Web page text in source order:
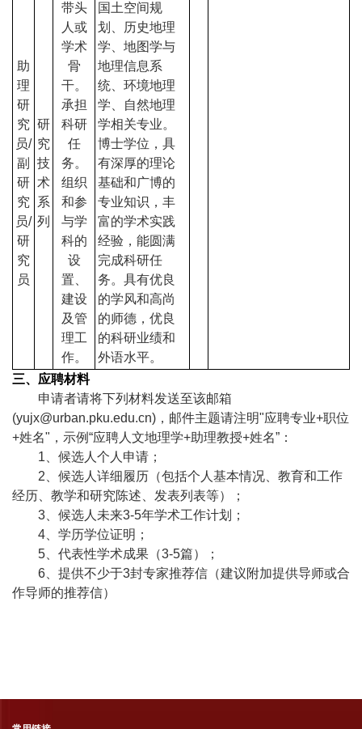
助
理
研
究
员/
副
研
究
员/
研
究
员
研
究
技
术
系
列
带头
人或
学术
骨
干。
承担
科研
任
务。
组织
和参
与学
科的
设
置、
建设
及管
理工
作。
国土空间规
划、历史地理
学、地图学与
地理信息系
统、环境地理
学、自然地理
学相关专业。
博士学位，具
有深厚的理论
基础和广博的
专业知识，丰
富的学术实践
经验，能圆满
完成科研任
务。具有优良
的学风和高尚
的师德，优良
的科研业绩和
外语水平。
三、应聘材料
申请者请将下列材料发送至该邮箱
(yujx@urban.pku.edu.cn) ，邮件主题请注明"应聘专业+职位
+姓名" ，示例“应聘人文地理学+助理教授+姓名”：
1 、候选人个人申请；
2 、候选人详细履历（包括个人基本情况、教育和工作
经历、教学和研究陈述、发表列表等）；
3 、候选人未来3-5年学术工作计划；
4 、学历学位证明；
5 、代表性学术成果（3-5篇）；
6 、提供不少于3封专家推荐信（建议附加提供导师或合
作导师的推荐信）